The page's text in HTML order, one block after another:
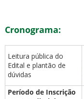
Cronograma:
Leitura pública do
Edital e plantão de
dúvidas
Período de Inscrição